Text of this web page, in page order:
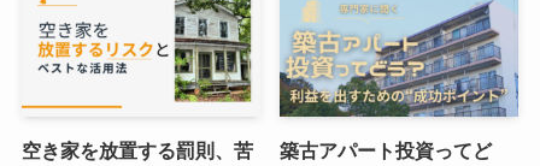
空き家を放置する罰則、苦
築古アパート投資ってど